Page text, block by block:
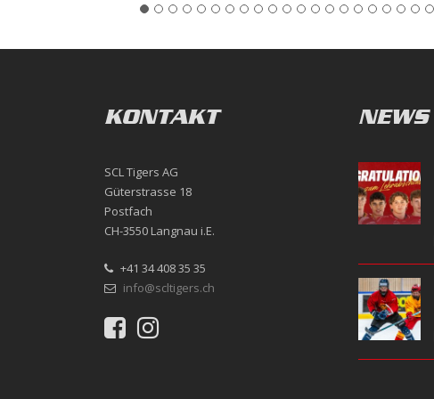
KONTAKT
SCL Tigers AG
Güterstrasse 18
Postfach
CH-3550 Langnau i.E.
+41 34 408 35 35
info@scltigers.ch
NEWS